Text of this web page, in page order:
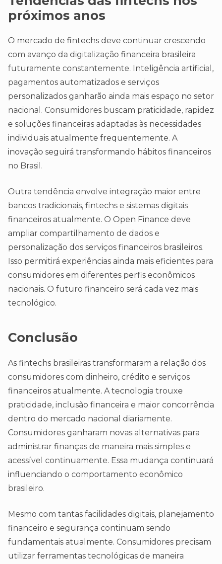
próximos anos
O mercado de fintechs deve continuar crescendo
com avanço da digitalização financeira brasileira
futuramente constantemente. Inteligência artificial,
pagamentos automatizados e serviços
personalizados ganharão ainda mais espaço no setor
nacional. Consumidores buscam praticidade, rapidez
e soluções financeiras adaptadas às necessidades
individuais atualmente frequentemente. A
inovação seguirá transformando hábitos financeiros
no Brasil.
Outra tendência envolve integração maior entre
bancos tradicionais, fintechs e sistemas digitais
financeiros atualmente. O Open Finance deve
ampliar compartilhamento de dados e
personalização dos serviços financeiros brasileiros.
Isso permitirá experiências ainda mais eficientes para
consumidores em diferentes perfis econômicos
nacionais. O futuro financeiro será cada vez mais
tecnológico.
Conclusão
As fintechs brasileiras transformaram a relação dos
consumidores com dinheiro, crédito e serviços
financeiros atualmente. A tecnologia trouxe
praticidade, inclusão financeira e maior concorrência
dentro do mercado nacional diariamente.
Consumidores ganharam novas alternativas para
administrar finanças de maneira mais simples e
acessível continuamente. Essa mudança continuará
influenciando o comportamento econômico
brasileiro.
Mesmo com tantas facilidades digitais, planejamento
financeiro e segurança continuam sendo
fundamentais atualmente. Consumidores precisam
utilizar ferramentas tecnológicas de maneira